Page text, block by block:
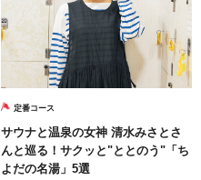
定番コース
サウナと温泉の女神 清水みさとさ
んと巡る！サクッと"ととのう"「ち
よだの名湯」5選